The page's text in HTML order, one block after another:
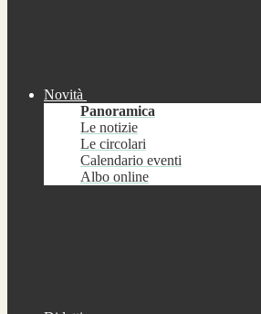
Novità
Panoramica
Le notizie
Le circolari
Calendario eventi
Albo online